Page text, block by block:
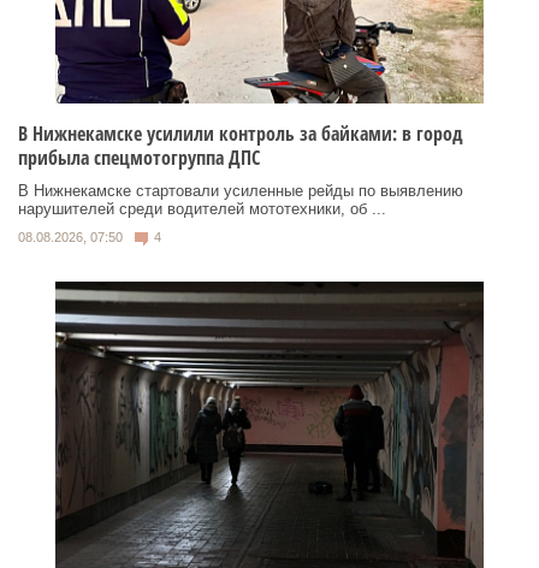
В Нижнекамске усилили контроль за байками: в город
прибыла спецмотогруппа ДПС
В Нижнекамске стартовали усиленные рейды по выявлению
нарушителей среди водителей мототехники, об ...
08.08.2026, 07:50 4